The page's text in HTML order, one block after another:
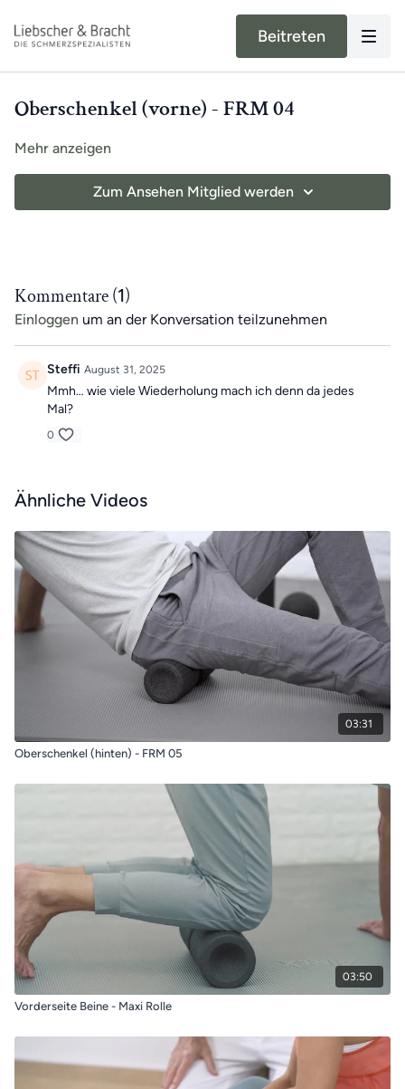
Beitreten
Oberschenkel (vorne) - FRM 04
Mehr anzeigen
Zum Ansehen Mitglied werden
Kommentare (1)
Einloggen um an der Konversation teilzunehmen
Steffi August 31, 2025
Mmh… wie viele Wiederholung mach ich denn da jedes
Mal?
0
Ähnliche Videos
03:31
Oberschenkel (hinten) - FRM 05
03:50
Vorderseite Beine - Maxi Rolle